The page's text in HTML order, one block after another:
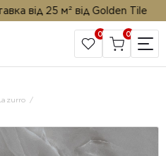
25 м² від Golden Tile
САЙТ КОМПАНІЇ
0 0